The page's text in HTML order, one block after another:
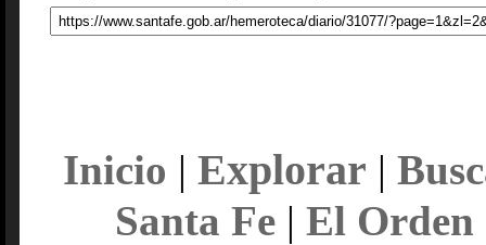
Inicio | Explorar |
Santa Fe| El Orden